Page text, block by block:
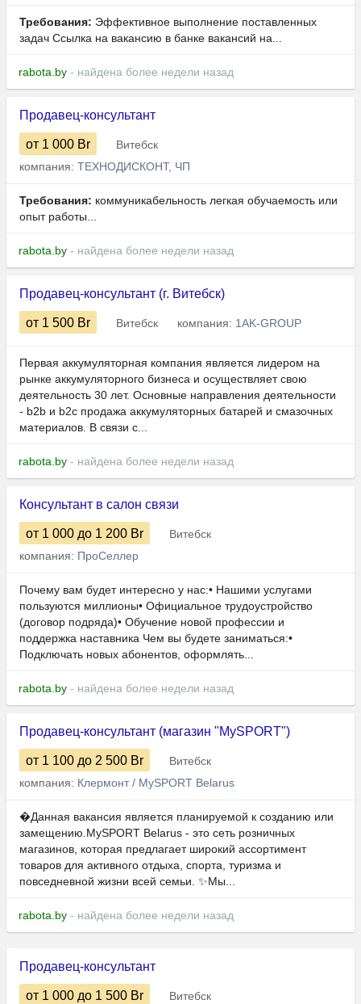
Требования: Эффективное выполнение поставленных
задач Ссылка на вакансию в банке вакансий на...
rabota.by - найдена более недели назад
Продавец-консультант
от 1 000 Br
Витебск
компания: ТЕХНОДИСКОНТ, ЧП
Требования: коммуникабельность легкая обучаемость или
опыт работы...
rabota.by - найдена более недели назад
Продавец-консультант (г. Витебск)
от 1 500 Br Витебск компания: 1AK-GROUP
Первая аккумуляторная компания является лидером на
рынке аккумуляторного бизнеса и осуществляет свою
деятельность 30 лет. Основные направления деятельности
- b2b и b2c продажа аккумуляторных батарей и смазочных
материалов. В связи с...
rabota.by - найдена более недели назад
Консультант в салон связи
от 1 000 до 1 200 Br
Витебск
компания: ПроСеллер
Почему вам будет интересно у нас:• Нашими услугами
пользуются миллионы• Официальное трудоустройство
(договор подряда)• Обучение новой профессии и
поддержка наставника Чем вы будете заниматься:•
Подключать новых абонентов, оформлять...
rabota.by - найдена более недели назад
Продавец-консультант (магазин "MySPORT")
от 1 100 до 2 500 Br
Витебск
компания: Клермонт / MySPORT Belarus
�Данная вакансия является планируемой к созданию или
замещению.MySPORT Belarus - это сеть розничных
магазинов, которая предлагает широкий ассортимент
товаров для активного отдыха, спорта, туризма и
повседневной жизни всей семьи. ✨Мы...
rabota.by - найдена более недели назад
Продавец-консультант
от 1 000 до 1 500 Br
Витебск